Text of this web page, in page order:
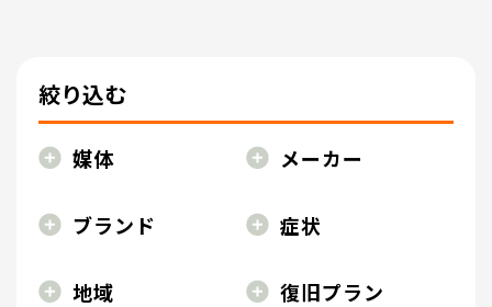
絞り込む
媒体 メーカー
ブランド 症状
地域 復旧プラン